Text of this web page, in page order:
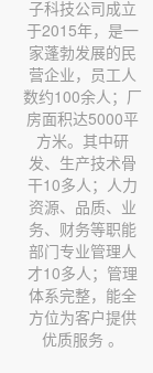
子科技公司成立
于2015年，是一
家蓬勃发展的民
营企业，员工人
数约100余人；厂
房面积达5000平
方米。其中研
发、生产技术骨
干10多人；人力
资源、品质、业
务、财务等职能
部门专业管理人
才10多人；管理
体系完整，能全
方位为客户提供
优质服务 。